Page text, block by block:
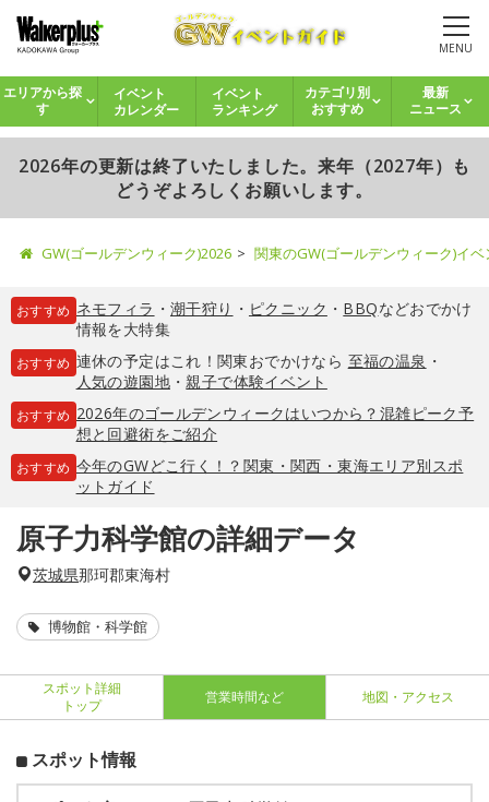
MENU
エリアから探
す
イベント
カレンダー
イベント
ランキング
カテゴリ別
おすすめ
最新
ニュース
2026年の更新は終了いたしました。来年（2027年）も
どうぞよろしくお願いします。
GW(ゴールデンウィーク)2026 関東のGW(ゴールデンウィーク)イ
おすすめ ネモフィラ ・ 潮干狩り ・ ピクニック ・ BBQなどおでかけ
情報を大特集
おすすめ 連休の予定はこれ！関東おでかけなら 至福の温泉 ・
人気の遊園地・親子で体験イベント
おすすめ 2026年のゴールデンウィークはいつから？混雑ピーク予
想と回避術をご紹介
おすすめ 今年のGWどこ行く！？関東・関西・東海エリア別スポ
ットガイド
原子力科学館の詳細データ
茨城県那珂郡東海村
博物館・科学館
スポット詳細
トップ
営業時間など 地図・アクセス
スポット情報